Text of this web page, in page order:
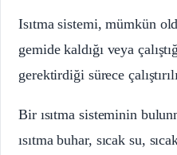
Isıtma sistemi, mümkün
gemide kaldığı veya
gerektirdiği sürece
Bir ısıtma sisteminin
ısıtma buhar, sıcak su,